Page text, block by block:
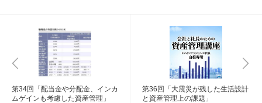
第34回「配当金や分配金、インカ
ムゲインも考慮した資産管理」
第36回「大震災が残した生活設計
と資産管理上の課題」